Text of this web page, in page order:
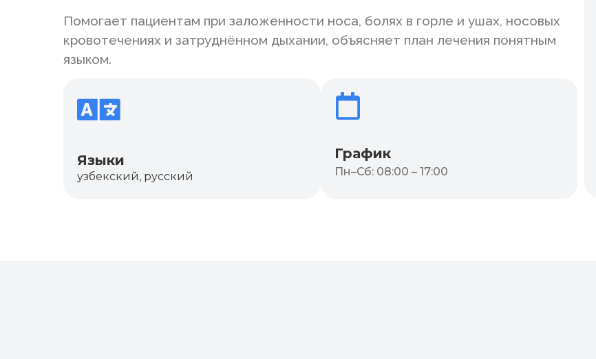
Помогает пациентам при заложенности носа, болях в горле и ушах, носовых
кровотечениях и затруднённом дыхании, объясняет план лечения понятным
языком.
Языки
узбекский, русский
График
Пн–Сб: 08:00 – 17:00